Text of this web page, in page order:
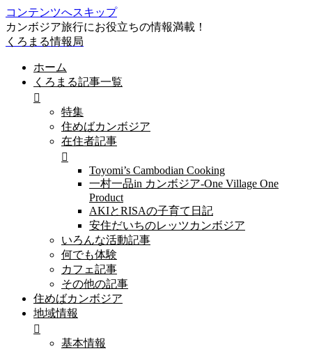
コンテンツへスキップ
カンボジア旅行にお役立ちの情報満載！
くろまる情報局
ホーム
くろまる記事一覧
特集
住めばカンボジア
在住者記事
Toyomi’s Cambodian Cooking
一村一品in カンボジア-One Village One
Product
AKIとRISAの子育て日記
安住だいちのレッツカンボジア
いろんな活動記事
何でも体験
カフェ記事
その他の記事
住めばカンボジア
地域情報
基本情報